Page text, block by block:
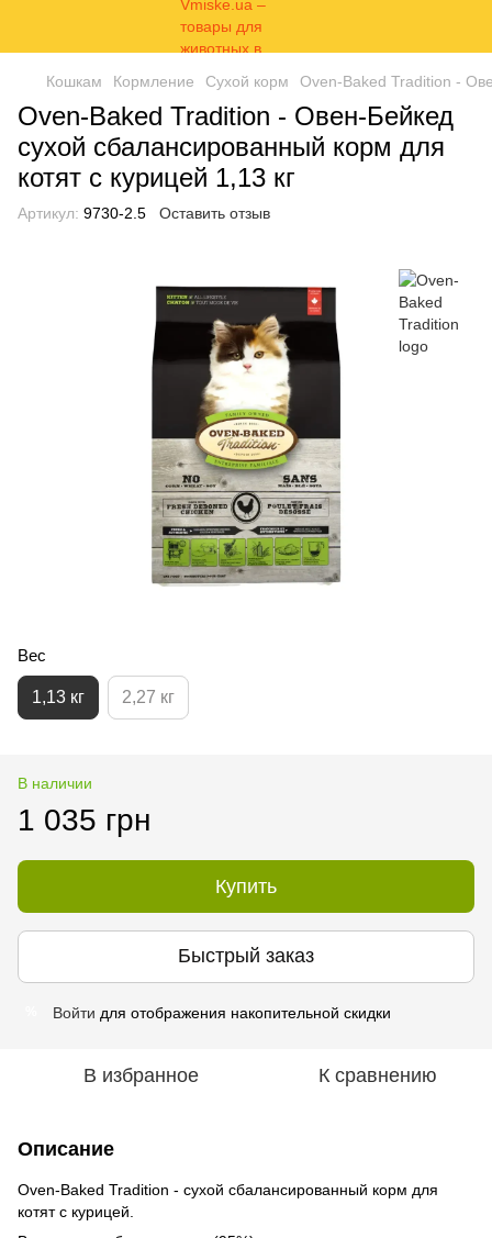
Кошкам Кормление Сухой корм Oven-Baked Tradition -
Oven-Baked Tradition - Овен-Бейкед
сухой сбалансированный корм для
котят с курицей 1,13 кг
Артикул: 9730-2.5 Оставить отзыв
Вес
1,13 кг 2,27 кг
В наличии
1 035 грн
Купить
Быстрый заказ
Войти для отображения накопительной скидки
В избранное К сравнению
Описание
Oven-Baked Tradition - сухой сбалансированный корм для
котят с курицей.